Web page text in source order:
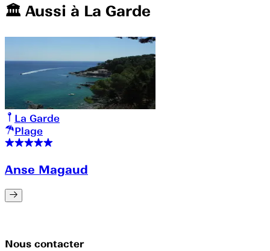
🏛️️ Aussi à La Garde
La Garde
Plage
Anse Magaud
Nous contacter